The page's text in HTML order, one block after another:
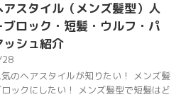
アスタイル（メンズ髪型）人
ブロック・短髪・ウルフ・パ
ッシュ紹介
のヘアスタイルが知りたい！ メンズ髪
ックにしたい！ メンズ髪型で短髪はど